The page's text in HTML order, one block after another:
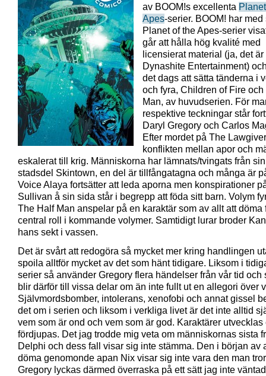
av BOOM!s excellenta
Apes-serier. BOOM! har med
Planet of the Apes-serier
går att hålla hög kvalité med
licensierat material (ja, det
Dynashite Entertainment)
det dags att sätta tänderna i
och fyra, Children of Fire
Man, av huvudserien. För
respektive teckningar står
Daryl Gregory och Carlos
Efter mordet på The
konflikten mellan apor och
eskalerat till krig. Människorna har lämnats/tvingats från sin
stadsdel Skintown, en del är tillfångatagna och många är
Voice Alaya fortsätter att leda aporna men konspirationer
Sullivan å sin sida står i begrepp att föda sitt barn. Volym
The Half Man anspelar på en karaktär som av allt att döma
central roll i kommande volymer. Samtidigt lurar broder
hans sekt i vassen.
Det är svårt att redogöra så mycket mer kring handlingen
spoila alltför mycket av det som hänt tidigare. Liksom i
serier så använder Gregory flera händelser från vår tid och
blir därför till vissa delar om än inte fullt ut en allegori över
Självmordsbomber, intolerans, xenofobi och annat gissel
det om i serien och liksom i verkliga livet är det inte alltid
vem som är ond och vem som är god. Karaktärer utvecklas
fördjupas. Det jag trodde mig veta om människornas sista
Delphi och dess fall visar sig inte stämma. Den i början av
döma genomonde apan Nix visar sig inte vara den man
Gregory lyckas därmed överraska på ett sätt jag inte